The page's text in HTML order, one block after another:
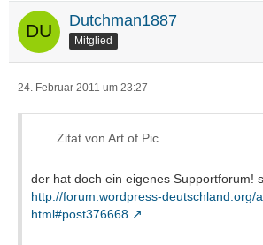
Dutchman1887
Mitglied
24. Februar 2011 um 23:27
Zitat von Art of Pic
der hat doch ein eigenes Supportforum!
http://forum.wordpress-
html#post376668